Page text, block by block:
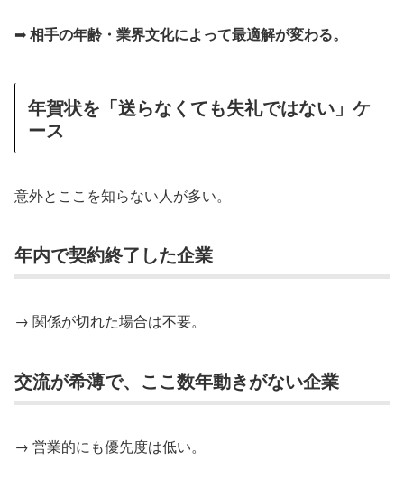
➡相手の年齢・業界文化によって最適解が変わる。
年賀状を「送らなくても失礼ではない」ケ
ース
意外とここを知らない人が多い。
年内で契約終了した企業
→ 関係が切れた場合は不要。
交流が希薄で、ここ数年動きがない企業
→ 営業的にも優先度は低い。